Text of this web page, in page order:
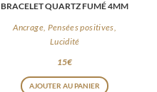
BRACELET QUARTZ FUMÉ 4MM
Ancrage, Pensées positives,
Lucidité
15€
AJOUTER AU PANIER